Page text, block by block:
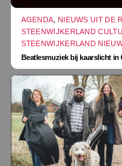
AGENDA, NIEUWS UIT DE
STEENWIJKERLAND
STEENWIJKERLAND
Beatlesmuziek bij kaarslicht